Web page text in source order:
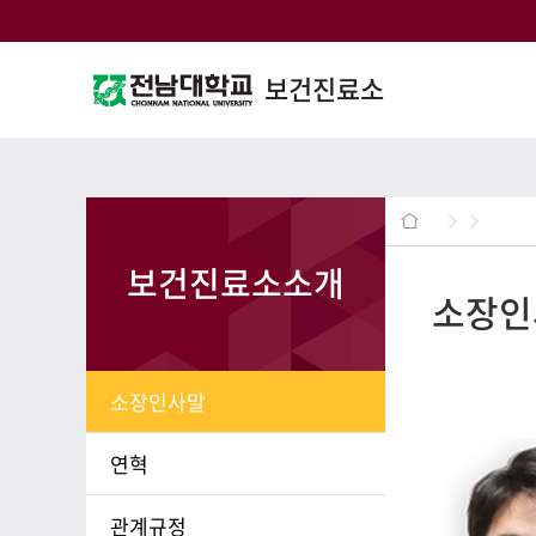
보건진료소
보건진료소소개
소장인사말
연혁
관계규정
소장